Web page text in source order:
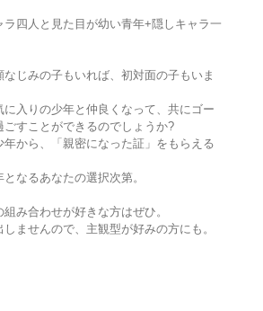
四人と見た目が幼い青年+隠しキャラ一
じみの子もいれば、初対面の子もいま
入りの少年と仲良くなって、共にゴー
ごすことができるのでしょうか?
年から、「親密になった証」をもらえる
なるあなたの選択次第。
み合わせが好きな方はぜひ。
ませんので、主観型が好みの方にも。